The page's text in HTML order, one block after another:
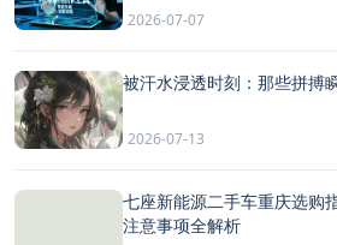
2026-07-07
被汗水浸透时刻：那些拼搏
2026-07-13
七座新能源二手车重庆选购
注意事项全解析